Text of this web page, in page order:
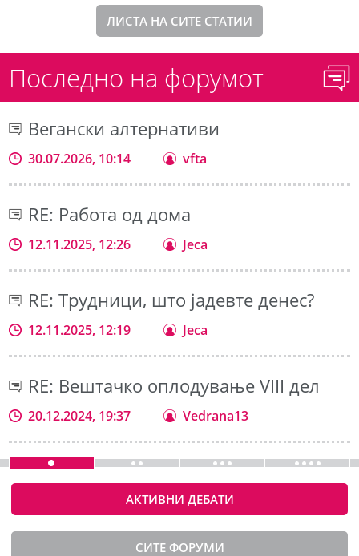
ЛИСТА НА СИТЕ СТАТИИ
Последно на форумот
Вегански алтернативи
30.07.2026, 10:14 vfta
RE: Работа од дома
12.11.2025, 12:26 Jeca
RE: Трудници, што јадевте денес?
12.11.2025, 12:19 Jeca
RE: Вештачко оплодување VIII дел
20.12.2024, 19:37 Vedrana13
АКТИВНИ ДЕБАТИ
СИТЕ ФОРУМИ